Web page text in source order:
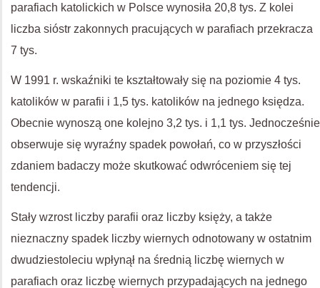
parafiach katolickich w Polsce wynosiła 20,8 tys. Z kolei
liczba sióstr zakonnych pracujących w parafiach przekracza
7 tys.
W 1991 r. wskaźniki te kształtowały się na poziomie 4 tys.
katolików w parafii i 1,5 tys. katolików na jednego księdza.
Obecnie wynoszą one kolejno 3,2 tys. i 1,1 tys. Jednocześnie
obserwuje się wyraźny spadek powołań, co w przyszłości
zdaniem badaczy może skutkować odwróceniem się tej
tendencji.
Stały wzrost liczby parafii oraz liczby księży, a także
nieznaczny spadek liczby wiernych odnotowany w ostatnim
dwudziestoleciu wpłynął na średnią liczbę wiernych w
parafiach oraz liczbę wiernych przypadających na jednego